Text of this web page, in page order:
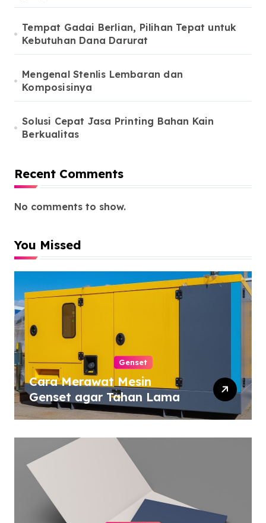
Tempat Gadai Berlian, Pilihan Tepat untuk
Kebutuhan Dana Darurat
Mengenal Stenlis Lembaran dan
Komposisinya
Solusi Cepat Jasa Printing Bahan Kain
Berkualitas
Recent Comments
No comments to show.
You Missed
Genset
Cara Merawat Mesin
Genset agar Tahan Lama